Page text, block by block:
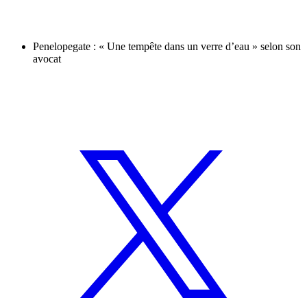
Penelopegate : « Une tempête dans un verre d’eau » selon son
avocat